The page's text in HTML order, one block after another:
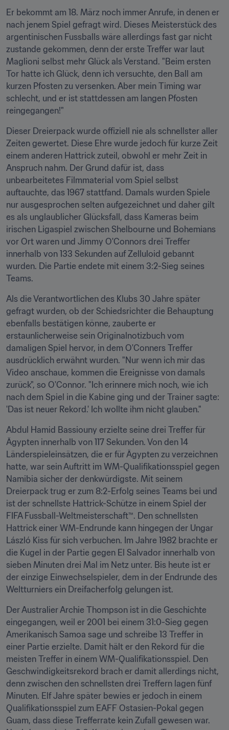
Er bekommt am 18. März noch immer Anrufe, in denen er
nach jenem Spiel gefragt wird. Dieses Meisterstück des
argentinischen Fussballs wäre allerdings fast gar nicht
zustande gekommen, denn der erste Treffer war laut
Maglioni selbst mehr Glück als Verstand. "Beim ersten
Tor hatte ich Glück, denn ich versuchte, den Ball am
kurzen Pfosten zu versenken. Aber mein Timing war
schlecht, und er ist stattdessen am langen Pfosten
reingegangen!"
Dieser Dreierpack wurde offiziell nie als schnellster aller
Zeiten gewertet. Diese Ehre wurde jedoch für kurze Zeit
einem anderen Hattrick zuteil, obwohl er mehr Zeit in
Anspruch nahm. Der Grund dafür ist, dass
unbearbeitetes Filmmaterial vom Spiel selbst
auftauchte, das 1967 stattfand. Damals wurden Spiele
nur ausgesprochen selten aufgezeichnet und daher gilt
es als unglaublicher Glücksfall, dass Kameras beim
irischen Ligaspiel zwischen Shelbourne und Bohemians
vor Ort waren und Jimmy O'Connors drei Treffer
innerhalb von 133 Sekunden auf Zelluloid gebannt
wurden. Die Partie endete mit einem 3:2-Sieg seines
Teams.
Als die Verantwortlichen des Klubs 30 Jahre später
gefragt wurden, ob der Schiedsrichter die Behauptung
ebenfalls bestätigen könne, zauberte er
erstaunlicherweise sein Originalnotizbuch vom
damaligen Spiel hervor, in dem O'Conners Treffer
ausdrücklich erwähnt wurden. "Nur wenn ich mir das
Video anschaue, kommen die Ereignisse von damals
zurück", so O'Connor. "Ich erinnere mich noch, wie ich
nach dem Spiel in die Kabine ging und der Trainer sagte:
'Das ist neuer Rekord.' Ich wollte ihm nicht glauben."
Abdul Hamid Bassiouny erzielte seine drei Treffer für
Ägypten innerhalb von 117 Sekunden. Von den 14
Länderspieleinsätzen, die er für Ägypten zu verzeichnen
hatte, war sein Auftritt im WM-Qualifikationsspiel gegen
Namibia sicher der denkwürdigste. Mit seinem
Dreierpack trug er zum 8:2-Erfolg seines Teams bei und
ist der schnellste Hattrick-Schütze in einem Spiel der
FIFA Fussball-Weltmeisterschaft™. Den schnellsten
Hattrick einer WM-Endrunde kann hingegen der Ungar
László Kiss für sich verbuchen. Im Jahre 1982 brachte er
die Kugel in der Partie gegen El Salvador innerhalb von
sieben Minuten drei Mal im Netz unter. Bis heute ist er
der einzige Einwechselspieler, dem in der Endrunde des
Weltturniers ein Dreifacherfolg gelungen ist.
Der Australier Archie Thompson ist in die Geschichte
eingegangen, weil er 2001 bei einem 31:0-Sieg gegen
Amerikanisch Samoa sage und schreibe 13 Treffer in
einer Partie erzielte. Damit hält er den Rekord für die
meisten Treffer in einem WM-Qualifikationsspiel. Den
Geschwindigkeitsrekord brach er damit allerdings nicht,
denn zwischen den schnellsten drei Treffern lagen fünf
Minuten. Elf Jahre später bewies er jedoch in einem
Qualifikationsspiel zum EAFF Ostasien-Pokal gegen
Guam, dass diese Trefferrate kein Zufall gewesen war.